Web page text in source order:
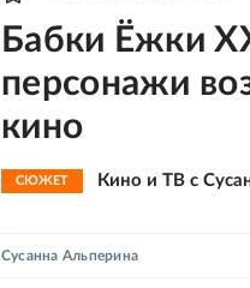
Бабки Ёжки
персонажи
кино
СЮЖЕТ Кино и ТВ с
Сусанна Альперина